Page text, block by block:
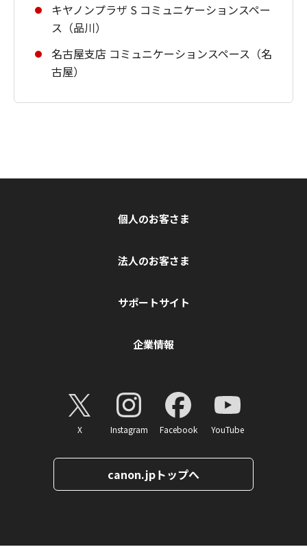
キヤノンプラザ S コミュニケーションスペー
ス（品川）
名古屋支店 コミュニケーションスペース（名
古屋）
個人のお客さま
法人のお客さま
サポートサイト
企業情報
X Instagram Facebook YouTube
canon.jpトップへ